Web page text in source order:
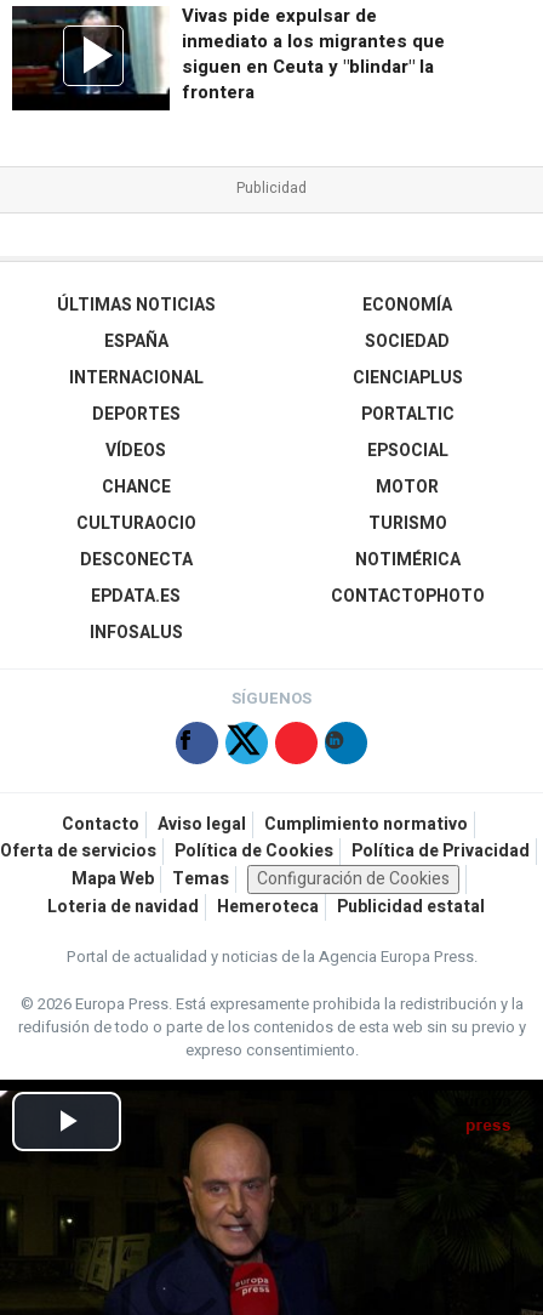
Vivas pide expulsar de
inmediato a los migrantes que
siguen en Ceuta y "blindar" la
frontera
ÚLTIMAS NOTICIAS
ESPAÑA
INTERNACIONAL
DEPORTES
VÍDEOS
ECONOMÍA
SOCIEDAD
CIENCIAPLUS
PORTALTIC
EPSOCIAL
CHANCE
CULTURAOCIO
DESCONECTA
EPDATA.ES
INFOSALUS
MOTOR
TURISMO
NOTIMÉRICA
CONTACTOPHOTO
SÍGUENOS
Contacto Aviso legal
Cumplimiento normativo
Oferta de servicios
Política de Cookies
Política de Privacidad
Mapa Web
Temas
Configuración de Cookies
Loteria de navidad
Hemeroteca Publicidad estatal
Portal de actualidad y noticias de la Agencia Europa Press.
© 2026 Europa Press.Está expresamente prohibida la redistribución y la
redifusión de todo o parte de los contenidos de esta web sin su previo y
expreso consentimiento.